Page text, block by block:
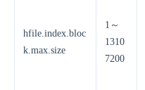
hfile.index.bloc
k.max.size
1～
1310
7200